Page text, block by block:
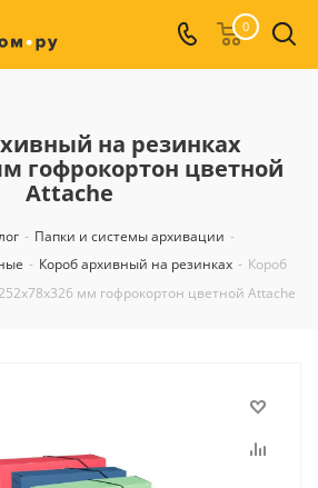
0
на резинках
гофрокортон цветной
Attache
- Папки и системы архивации -
- Короб архивный на резинках - Короб
мм гофрокортон цветной Attache